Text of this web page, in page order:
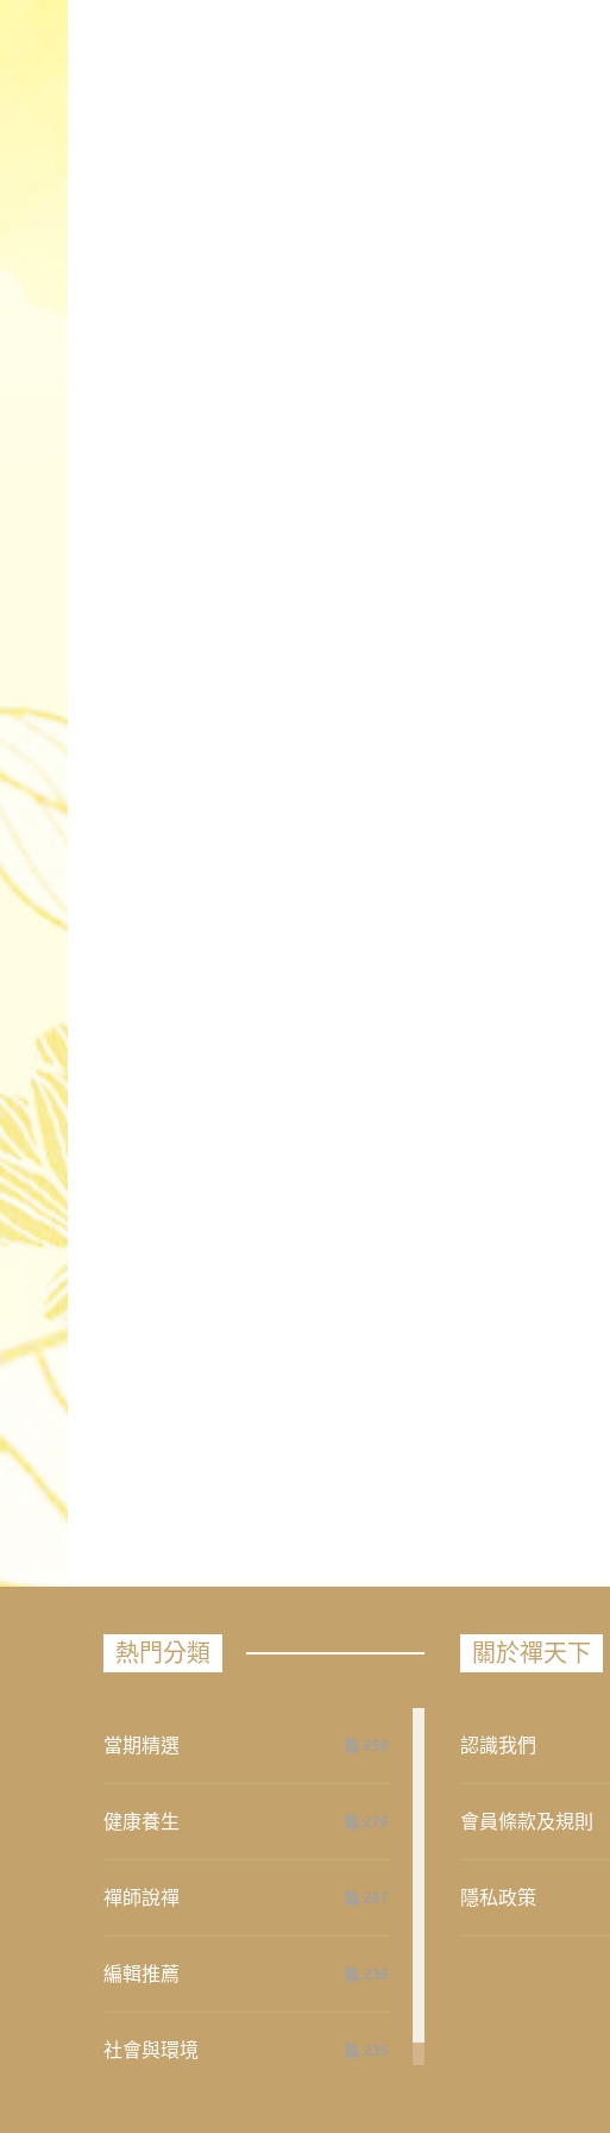
熱門分類
當期精選 658
健康養生 276
禪師說禪 267
編輯推薦 236
社會與環境 235
關於禪天下
認識我們
會員條款及規則
隱私政策